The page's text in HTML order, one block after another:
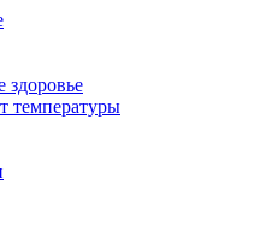
здоровье
температуры